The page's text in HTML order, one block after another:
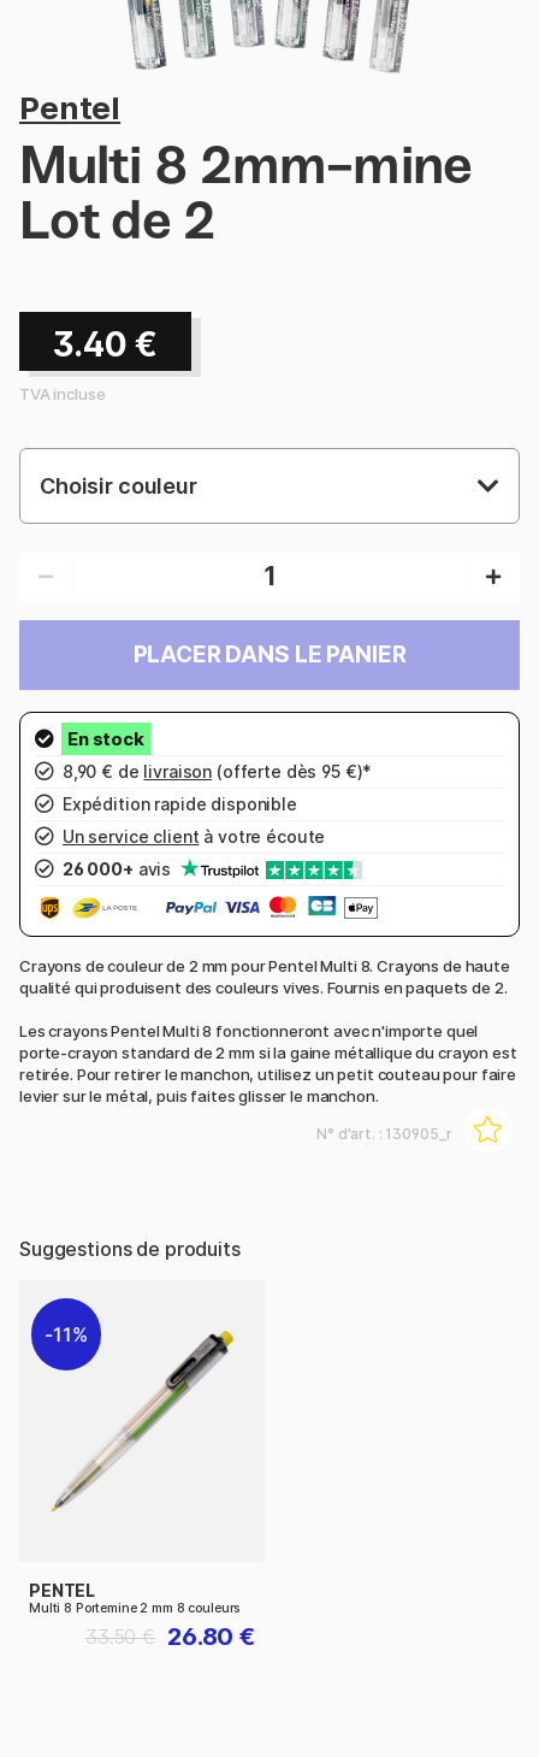
Pentel
Multi 8 2mm-mine
Lot de 2
3.40 €
TVA incluse
Choisir couleur
PLACER DANS LE PANIER
8,90 € de livraison (offerte dès 95 €)*
Expédition rapide disponible
Un service client à votre écoute
26 000+ avis
Crayons de couleur de 2 mm pour Pentel Multi 8. Crayons de haute
qualité qui produisent des couleurs vives. Fournis en paquets de 2.
Les crayons Pentel Multi 8 fonctionneront avec n'importe quel
porte-crayon standard de 2 mm si la gaine métallique du crayon est
retirée. Pour retirer le manchon, utilisez un petit couteau pour faire
levier sur le métal, puis faites glisser le manchon.
N° d'art. : 130905_r
Suggestions de produits
11%
PENTEL
Multi 8 Portemine 2 mm 8 couleurs
26.80 €
33.50 €